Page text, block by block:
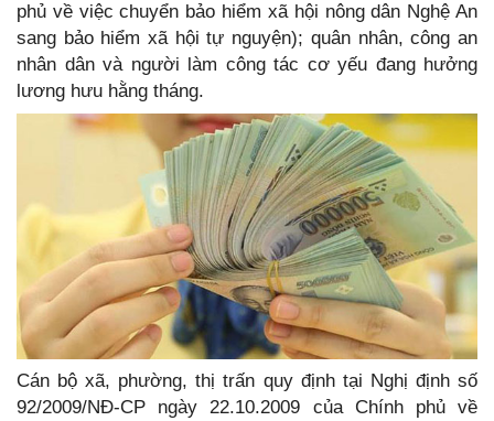
phủ về việc chuyển bảo hiểm xã hội nông dân Nghệ An
sang bảo hiểm xã hội tự nguyện); quân nhân, công an
nhân dân và người làm công tác cơ yếu đang hưởng
lương hưu hằng tháng.
Cán bộ xã, phường, thị trấn quy định tại Nghị định số
92/2009/NĐ-CP ngày 22.10.2009 của Chính phủ về